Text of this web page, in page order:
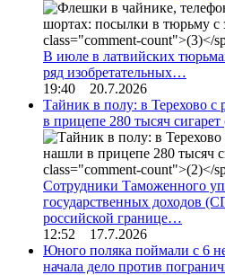
В июле в латвийских
ряд изобретательных…
19:40 20.7.2026
Тайник в полу: в Терехово с
в прицепе 280 тысяч сигарет
Сотрудники Таможенного
государственных доходов
российской границе…
12:52 17.7.2026
Юного поляка поймали с 6
начала дело против